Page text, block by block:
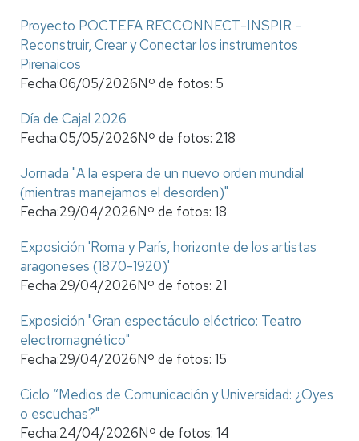
Proyecto POCTEFA RECCONNECT-INSPIR -
Reconstruir, Crear y Conectar los instrumentos
Pirenaicos
Fecha:06/05/2026Nº de fotos: 5
Día de Cajal 2026
Fecha:05/05/2026Nº de fotos: 218
Jornada "A la espera de un nuevo orden mundial
(mientras manejamos el desorden)"
Fecha:29/04/2026Nº de fotos: 18
Exposición 'Roma y París, horizonte de los artistas
aragoneses (1870-1920)'
Fecha:29/04/2026Nº de fotos: 21
Exposición "Gran espectáculo eléctrico: Teatro
electromagnético"
Fecha:29/04/2026Nº de fotos: 15
Ciclo “Medios de Comunicación y Universidad: ¿Oyes
o escuchas?"
Fecha:24/04/2026Nº de fotos: 14